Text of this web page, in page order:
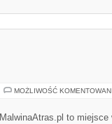
MOŻLIWOŚĆ
MalwinaAtras.pl to